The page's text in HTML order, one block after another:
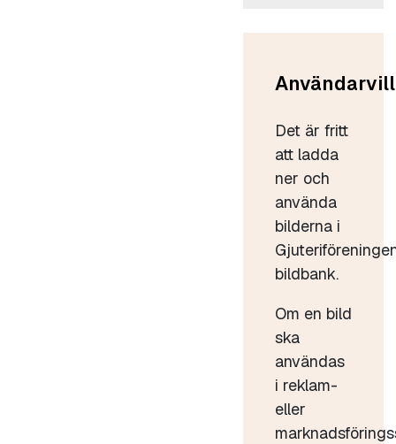
Det är fritt
att ladda
ner och
använda
bilderna i
bildbank.
Om en bild
ska
användas
i reklam-
eller